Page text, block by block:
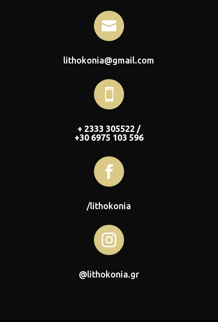

lithokonia@gmail.com

+ 2333 305522 /
+30 6975 103 596

/lithokonia

@lithokonia.gr